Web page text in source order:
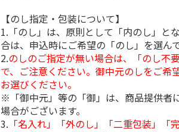
【のし指定・包装について】
1.「のし」は、原則として「内のし」と
合は、申込時にご希望の「のし」を選ん
2.のしのご指定が無い場合は、「のし不
で、ご注意ください。御中元のしをご希
お選びください。
※「御中元」等の「御」は、商品提供者
場合がございます。
3. 「名入れ」「外のし」「二重包装」「